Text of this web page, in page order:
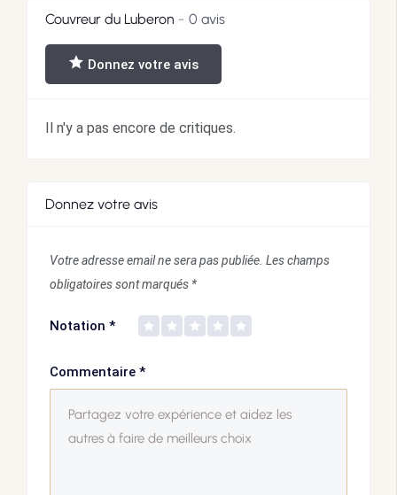
Couvreur du Luberon 0 avis
Donnez votre avis
Il n'y a pas encore de critiques.
Donnez votre avis
Votre adresse email ne sera pas publiée. Les champs
obligatoires sont marqués *
Notation *
Commentaire *